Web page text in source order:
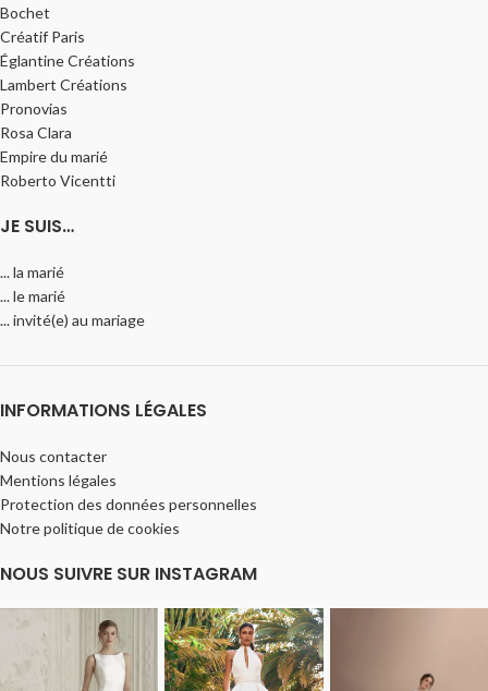
Bochet
Créatif Paris
Églantine Créations
Lambert Créations
Pronovias
Rosa Clara
Empire du marié
Roberto Vicentti
JE SUIS…
... la marié
... le marié
... invité(e) au mariage
INFORMATIONS LÉGALES
Nous contacter
Mentions légales
Protection des données personnelles
Notre politique de cookies
NOUS SUIVRE SUR INSTAGRAM